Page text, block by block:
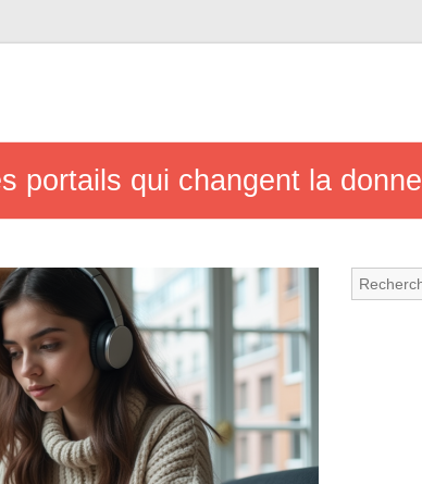
portails qui changent la donne